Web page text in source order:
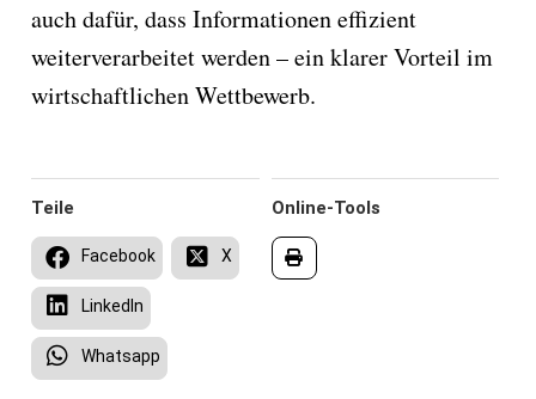
auch dafür, dass Informationen effizient
weiterverarbeitet werden – ein klarer Vorteil im
wirtschaftlichen Wettbewerb.
Online-Tools
Teile
Facebook X
LinkedIn
Whatsapp